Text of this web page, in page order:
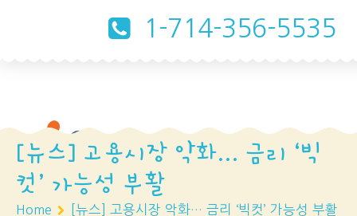
1-714-356-5535
[뉴스] 고용시장 악화… 금리 ‘빅
컷’ 가능성 부활
Home [뉴스] 고용시장 악화… 금리 ‘빅컷’ 가능성 부활